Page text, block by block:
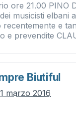
ore 21.00 PINO
musicisti elbani
recentemente e
e prevendite
Biutiful
marzo 2016